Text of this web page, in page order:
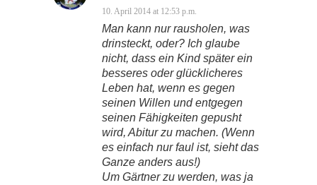
10. April 2014 at 12:53 p.m.
Man kann nur rausholen, was
drinsteckt, oder? Ich glaube
nicht, dass ein Kind später ein
besseres oder glücklicheres
Leben hat, wenn es gegen
seinen Willen und entgegen
seinen Fähigkeiten gepusht
wird, Abitur zu machen. (Wenn
es einfach nur faul ist, sieht das
Ganze anders aus!)
Um Gärtner zu werden, was ja